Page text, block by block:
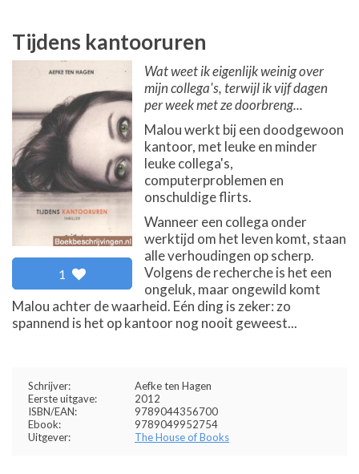
Tijdens kantooruren
1
Wat weet ik eigenlijk weinig over
mijn collega's, terwijl ik vijf dagen
per week met ze doorbreng...
Malou werkt bij een doodgewoon
kantoor, met leuke en minder
leuke collega's,
computerproblemen en
onschuldige flirts.
Wanneer een collega onder
werktijd om het leven komt, staan
alle verhoudingen op scherp.
Volgens de recherche is het een
ongeluk, maar ongewild komt
Malou achter de waarheid. Eén ding is zeker: zo
spannend is het op kantoor nog nooit geweest...
Schrijver:
Aefke ten Hagen
Eerste uitgave:
2012
ISBN/EAN:
9789044356700
Ebook:
9789049952754
Uitgever:
The House of Books